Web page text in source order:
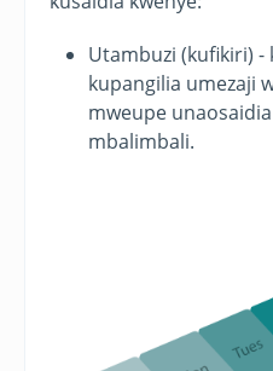
Utambuzi (kufikiri) -
kupangilia umezaji
mweupe
mbalimbali.